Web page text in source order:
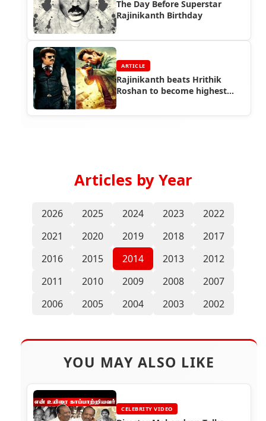
The Day Before Superstar
Rajinikanth Birthday
ARTICLE
Rajinikanth beats Hrithik
Roshan to become highest
Articles by Year
2026 2025 2024 2023
2022
2021
2020 2019 2018
2017
2016
2015 2014 2013
2012
2011
2010 2009 2008
2007
2006
2005 2004 2003 2002
YOU MAY ALSO LIKE
CELEBRITY VIDEO